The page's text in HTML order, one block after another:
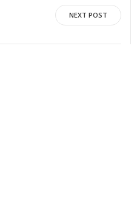
Navigation
de
NEXT POST